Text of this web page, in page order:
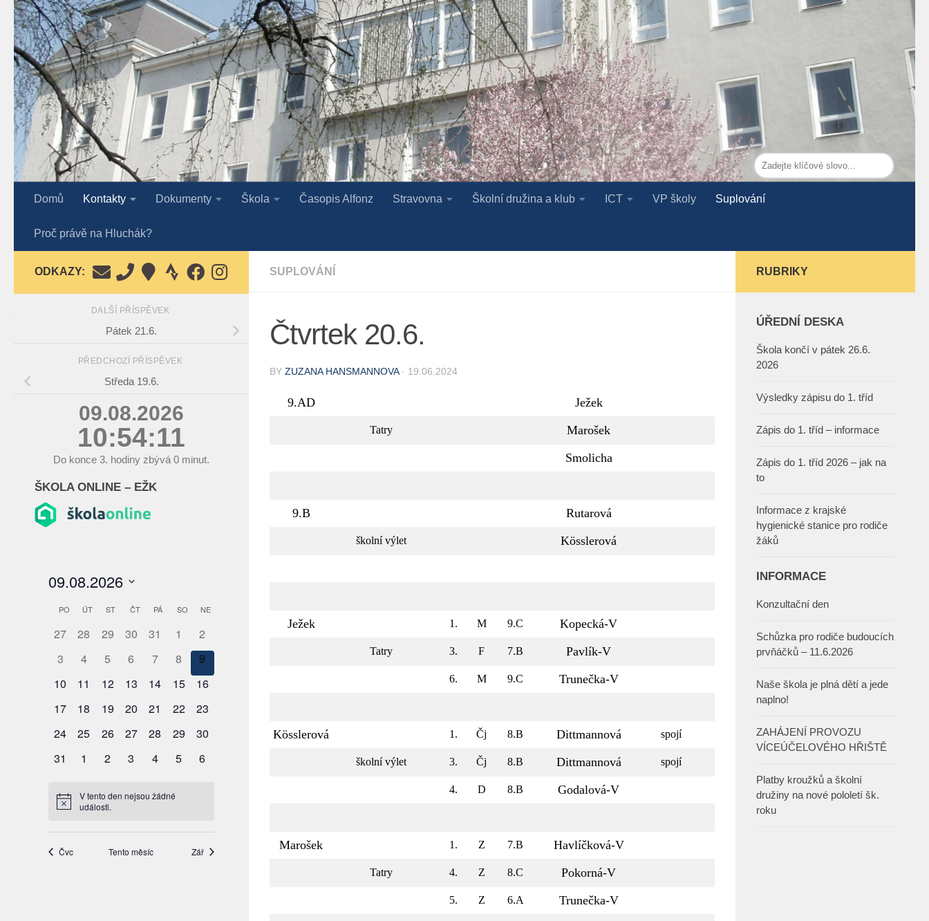
Skip to content
Domů Kontakty Dokumenty Škola Časopis Alfonz Stravovna Školní družina a klub ICT VP školy Suplování
Proč právě na Hluchák?
SUPLOVÁNÍ
Čtvrtek 20.6.
BY ZUZANA HANSMANNOVA · 19.06.2024
9.AD Ježek
Tatry
Marošek
Smolicha
9.B Rutarová
školní výlet Kösslerová
Ježek 1. M 9.C Kopecká-V
Tatry 3. F 7.B Pavlík-V
6. M 9.C Trunečka-V
Kösslerová 1. Čj 8.B Dittmannová spojí
školní výlet 3. Čj 8.B Dittmannová spojí
4. D 8.B Godalová-V
Marošek 1. Z 7.B Havlíčková-V
Tatry 4. Z 8.C Pokorná-V
5. Z 6.A Trunečka-V
ODKAZY:
DALŠÍ PŘÍSPĚVEK
Pátek 21.6.
PŘEDCHOZÍ PŘÍSPĚVEK
Středa 19.6.
09.08.2026
10:54:12
Do konce 3. hodiny zbývá 0 minut.
ŠKOLA ONLINE – EŽK
RUBRIKY
ÚŘEDNÍ DESKA
Škola končí v pátek 26.6.
2026
Výsledky zápisu do 1. tříd
Zápis do 1. tříd – informace
Zápis do 1. tříd 2026 – jak na
to
Informace z krajské
hygienické stanice pro rodiče
žáků
INFORMACE
Konzultační den
Schůzka pro rodiče budoucích
prvňáčků – 11.6.2026
Naše škola je plná dětí a jede
naplno!
ZAHÁJENÍ PROVOZU
VÍCEÚČELOVÉHO HŘIŠTĚ
Platby kroužků a školní
družiny na nové pololetí šk.
roku